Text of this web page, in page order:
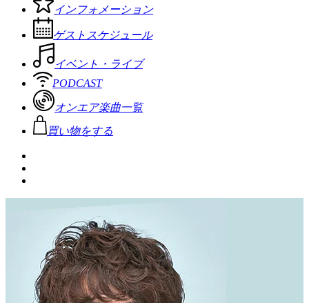
インフォメーション
ゲストスケジュール
イベント・ライブ
PODCAST
オンエア楽曲一覧
買い物をする